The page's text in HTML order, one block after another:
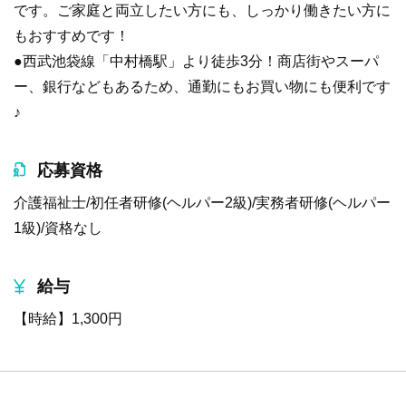
です。ご家庭と両立したい方にも、しっかり働きたい方に
もおすすめです！
●西武池袋線「中村橋駅」より徒歩3分！商店街やスーパ
ー、銀行などもあるため、通勤にもお買い物にも便利です
♪
応募資格
介護福祉士/初任者研修(ヘルパー2級)/実務者研修(ヘルパー
1級)/資格なし
給与
【時給】1,300円